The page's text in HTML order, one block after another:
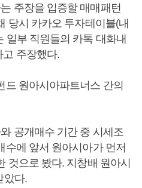
주장을 입증할 매매패턴
당시 카카오 투자테이블(내
일부 직원들의 카톡 대화내
고 주장했다.
드 원아시아파트너스 간의
공개매수 기간 중 시세조
수에 앞서 원아시아가 먼저
것으로 봤다. 지창배 원아시
았다.